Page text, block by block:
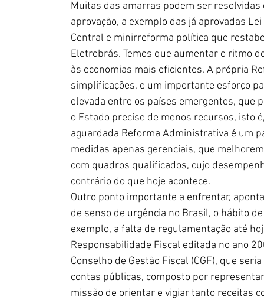
Muitas das amarras podem ser
aprovação, a exemplo das já aprovadas
Central e minirreforma política que
Eletrobrás. Temos que aumentar o ritmo
às economias mais eficientes. A própria
simplificações, e um importante esforço
elevada entre os países emergentes, que
o Estado precise de menos recursos, isto
aguardada Reforma Administrativa é um
medidas apenas gerenciais, que
com quadros qualificados, cujo
contrário do que hoje acontece.
Outro ponto importante a enfrentar,
de senso de urgência no Brasil, o hábito
exemplo, a falta de regulamentação até
Responsabilidade Fiscal editada no ano
Conselho de Gestão Fiscal (CGF), que
contas públicas, composto por
missão de orientar e vigiar tanto receitas